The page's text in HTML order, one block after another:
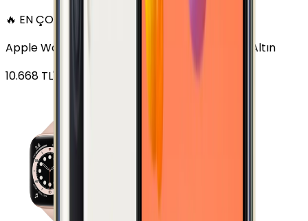
🔥 EN ÇOK SATAN
Apple Watch Series 6 Alüminyum 40mm GPS Altın
10.668 TL'den